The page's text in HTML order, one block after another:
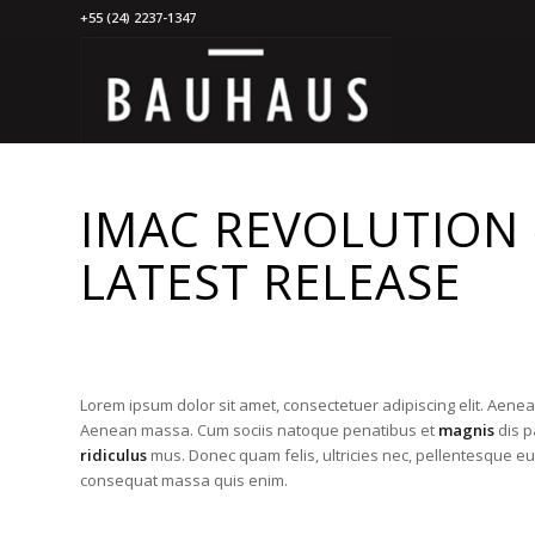
+55 (24) 2237-1347
IMAC
LATEST RELEASE
Lorem ipsum dolor sit amet, consectetuer adipiscing elit.
Aenean massa. Cum sociis natoque penatibus et magnis dis
ridiculus mus. Donec quam felis, ultricies nec, pellentesque
consequat massa quis enim.